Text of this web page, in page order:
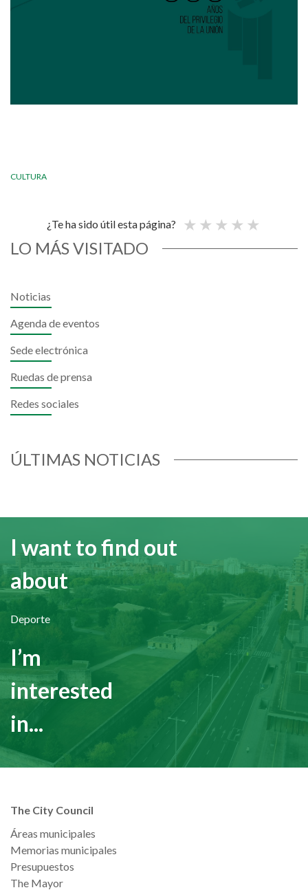
CULTURA
¿Te ha sido útil esta página?
LO MÁS VISITADO
Noticias
Agenda de eventos
Sede electrónica
Ruedas de prensa
Redes sociales
ÚLTIMAS NOTICIAS
I want to find out
about
Deporte
I’m
interested
in...
The City Council
Áreas municipales
Memorias municipales
Presupuestos
The Mayor